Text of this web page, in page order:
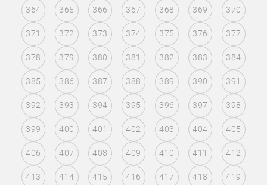
364 365 366 367 368 369 370
371 372 373 374 375 376 377
378 379 380 381 382 383 384
385 386 387 388 389 390 391
392 393 394 395 396 397 398
399 400 401 402 403 404 405
406 407 408 409 410 411 412
413 414 415 416 417 418 419